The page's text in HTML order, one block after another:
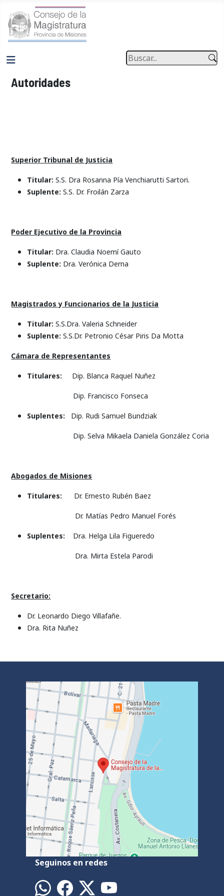
Buscar
Autoridades
Superior Tribunal de Justicia
Titular:S.S. Dra Rosanna Pía Venchiarutti Sartori.
Suplente:S.S. Dr. Froilán Zarza
Poder Ejecutivo de la Provincia
Titular: Dra. Claudia Noemí Gauto
Suplente: Dra. Verónica Derna
Magistrados y Funcionarios de la Justicia
Titular:S.S.Dra. Valeria Schneider
Suplente:S.S.Dr. Petronio César Piris Da Motta
Cámara de Representantes
Titulares: Dip. Blanca Raquel Nuñez
Dip. Francisco Fonseca
Suplentes: Dip. Rudi Samuel Bundziak
Dip. Selva Mikaela Daniela González Coria
Abogados de Misiones
Titulares: Dr. Ernesto Rubén Baez
Dr. Matías Pedro Manuel Forés
Suplentes: Dra. Helga Lila Figueredo
Dra. Mirta Estela Parodi
Secretario:
Dr. Leonardo Diego Villafañe.
Dra. Rita Nuñez
Seguinos en redes